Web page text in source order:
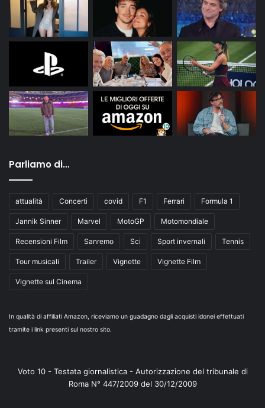
Parliamo di…
attualità Concerti covid F1 Ferrari Formula 1
Jannik Sinner Marvel MotoGP Motomondiale
Recensioni Film Sanremo Sci Sport invernali Tennis
Tour musicali Trailer Vignette Vignette Film
Vignette sul Cinema
In qualità di affiliati Amazon, riceviamo un guadagno dagli acquisti idonei effettuati
tramite i link presenti sul nostro sito.
Voto 10 - Testata giornalistica - Autorizzazione del tribunale di
Roma N° 447/2009 del 30/12/2009